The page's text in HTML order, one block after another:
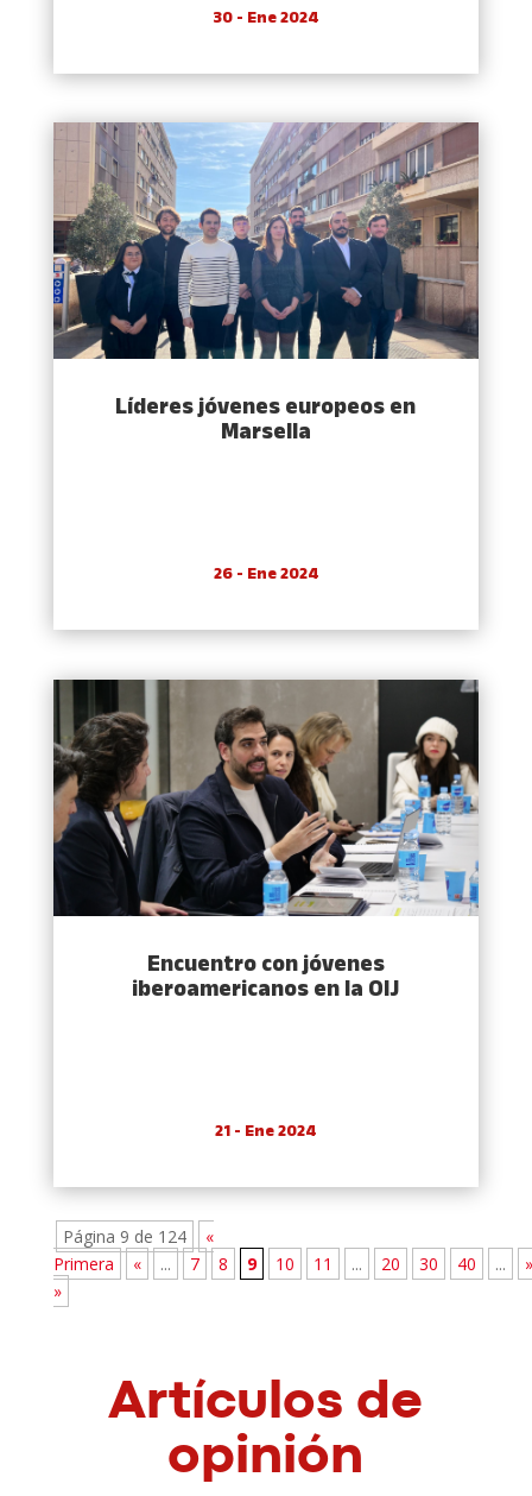
30 - Ene 2024
Líderes jóvenes europeos en
Marsella
26 - Ene 2024
Encuentro con jóvenes
iberoamericanos en la OIJ
21 - Ene 2024
Página 9 de 124
«
Primera
« ... 7 8 9 10 11 ... 20 30 40 ...
»
»
Artículos de
opinión